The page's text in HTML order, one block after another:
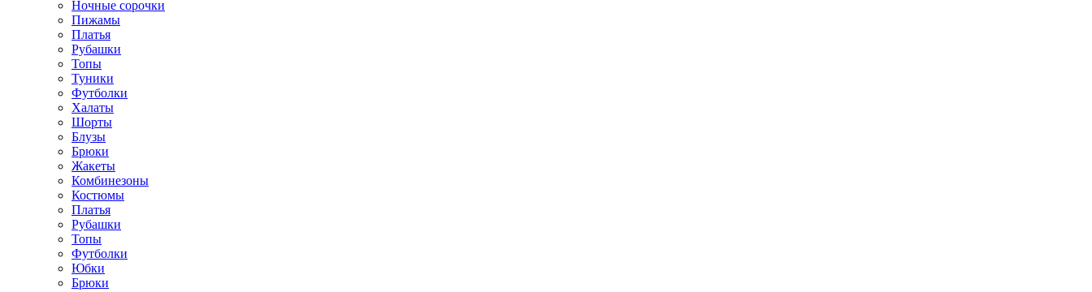
Ночные сорочки
Пижамы
Платья
Рубашки
Топы
Туники
Футболки
Халаты
Шорты
Блузы
Брюки
Жакеты
Комбинезоны
Костюмы
Платья
Рубашки
Топы
Футболки
Юбки
Брюки